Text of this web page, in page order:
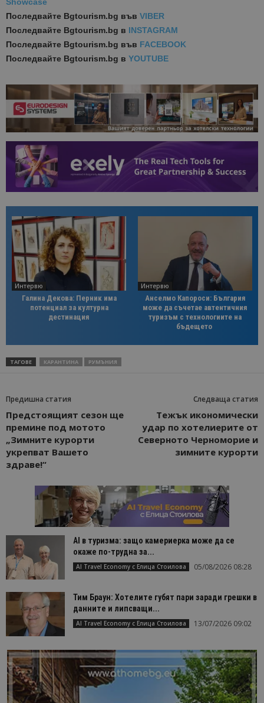
Showcase
Последвайте Bgtourism.bg във VIBER
Последвайте Bgtourism.bg в INSTAGRAM
Последвайте Bgtourism.bg във FACEBOOK
Последвайте Bgtourism.bg в YOUTUBE
Интервю
Галина Декова: Перник има
потенциал за културна
дестинация
Интервю
Анселмо Капороси: България
може да съчетае автентичния
туризъм с технологиите на
бъдещето
ТАГОВЕ КАРАНТИНА РУМЪНИЯ
Предишна статия
Предстоящият сезон ще
премине под мотото
„Зимните курорти
укрепват Вашето
здраве!“
Следваща статия
Тежък икономически
удар по хотелиерите от
Северното Черноморие и
зимните курорти
AI в туризма: защо камериерка може да се
окаже по-трудна за...
AI Travel Economy с Елица Стоилова 05/08/2026 08:28
Тим Браун: Хотелите губят пари заради грешки в
данните и липсващи...
AI Travel Economy с Елица Стоилова 13/07/2026 09:02